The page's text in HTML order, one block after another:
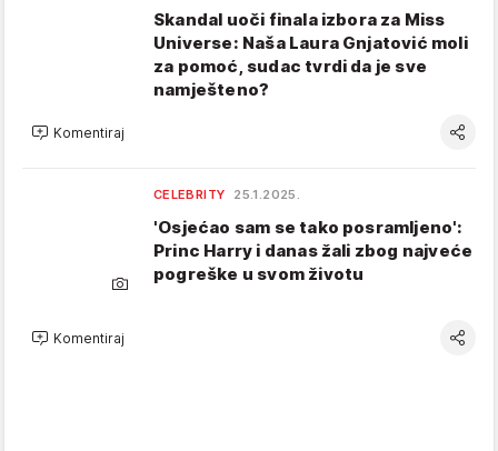
Skandal uoči finala izbora za Miss
Universe: Naša Laura Gnjatović moli
za pomoć, sudac tvrdi da je sve
namješteno?
Komentiraj
CELEBRITY 25.1.2025.
'Osjećao sam se tako posramljeno':
Princ Harry i danas žali zbog najveće
pogreške u svom životu
Komentiraj